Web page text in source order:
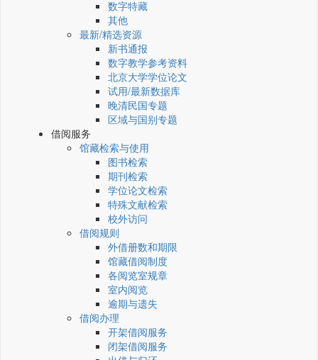
数字特藏
其他
最新/精选资源
新书通报
数字教学参考资料
北京大学学位论文
试用/最新数据库
晚清民国专题
区域与国别专题
借阅服务
馆藏检索与使用
图书检索
期刊检索
学位论文检索
特殊文献检索
校外访问
借阅规则
外借册数和期限
馆藏借阅制度
各阅览室规章
室内阅览
逾期与遗失
借阅办理
开架借阅服务
闭架借阅服务